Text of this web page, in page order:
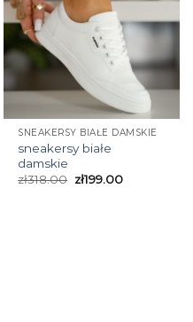
SNEAKERSY BIAŁE DAMSKIE
sneakersy białe
damskie
zł318.00 zł199.00